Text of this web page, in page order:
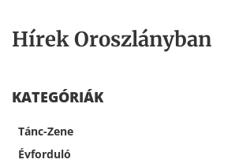
Hírek Oroszlányban
KATEGÓRIÁK
Tánc-Zene
Évforduló